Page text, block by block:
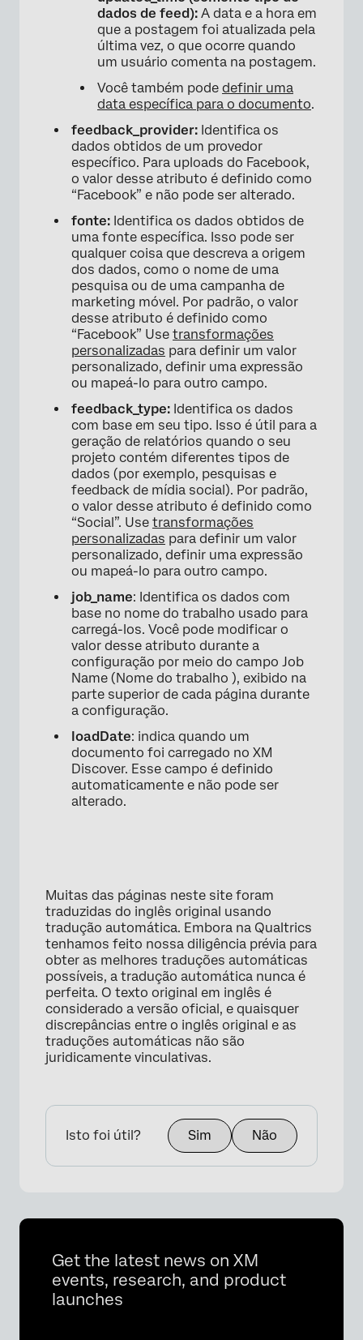
dados de feed): A data e a hora em
que a postagem foi atualizada pela
última vez, o que ocorre quando
um usuário comenta na postagem.
Você também pode definir uma
data específica para o documento.
feedback_provider: Identifica os
dados obtidos de um provedor
específico. Para uploads do Facebook,
o valor desse atributo é definido como
“Facebook” e não pode ser alterado.
fonte: Identifica os dados obtidos de
uma fonte específica. Isso pode ser
qualquer coisa que descreva a origem
dos dados, como o nome de uma
pesquisa ou de uma campanha de
marketing móvel. Por padrão, o valor
desse atributo é definido como
“Facebook” Use transformações
personalizadas para definir um valor
personalizado, definir uma expressão
ou mapeá-lo para outro campo.
feedback_type: Identifica os dados
com base em seu tipo. Isso é útil para a
geração de relatórios quando o seu
projeto contém diferentes tipos de
dados (por exemplo, pesquisas e
feedback de mídia social). Por padrão,
o valor desse atributo é definido como
“Social”. Use transformações
personalizadas para definir um valor
personalizado, definir uma expressão
ou mapeá-lo para outro campo.
job_name: Identifica os dados com
base no nome do trabalho usado para
carregá-los. Você pode modificar o
valor desse atributo durante a
configuração por meio do campo Job
Name (Nome do trabalho ), exibido na
parte superior de cada página durante
a configuração.
loadDate: indica quando um
documento foi carregado no XM
Discover. Esse campo é definido
automaticamente e não pode ser
alterado.
Muitas das páginas neste site foram
traduzidas do inglês original usando
tradução automática. Embora na Qualtrics
tenhamos feito nossa diligência prévia para
obter as melhores traduções automáticas
possíveis, a tradução automática nunca é
perfeita. O texto original em inglês é
considerado a versão oficial, e quaisquer
discrepâncias entre o inglês original e as
traduções automáticas não são
juridicamente vinculativas.
Isto foi útil? Sim Não
Get the latest news on XM
events, research, and product
launches